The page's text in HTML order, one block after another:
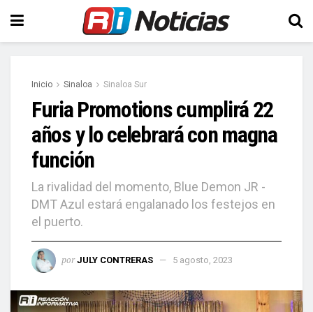
Inicio Sinaloa Sinaloa Sur
Furia Promotions cumplirá 22
años y lo celebrará con magna
función
La rivalidad del momento, Blue Demon JR -
DMT Azul estará engalanado los festejos en
el puerto.
por JULY CONTRERAS 5 agosto, 2023